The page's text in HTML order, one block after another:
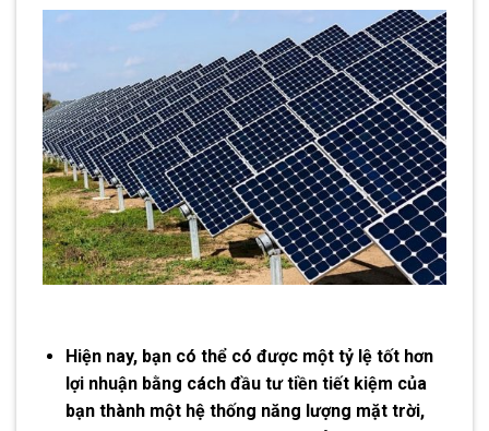
Hiện nay, bạn có thể có được một tỷ lệ tốt hơn
lợi nhuận bằng cách đầu tư tiền tiết kiệm của
bạn thành một hệ thống năng lượng mặt trời,